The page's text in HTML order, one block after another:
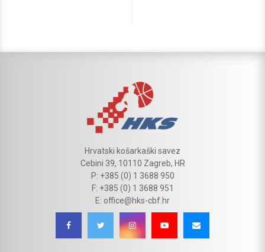
Hrvatski košarkaški savez
Cebini 39, 10110 Zagreb, HR
P: +385 (0) 1 3688 950
F: +385 (0) 1 3688 951
E: office@hks-cbf.hr